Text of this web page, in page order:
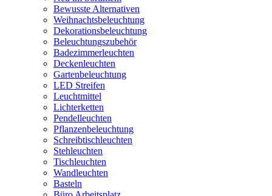
Bewusste Alternativen
Weihnachtsbeleuchtung
Dekorationsbeleuchtung
Beleuchtungszubehör
Badezimmerleuchten
Deckenleuchten
Gartenbeleuchtung
LED Streifen
Leuchtmittel
Lichterketten
Pendelleuchten
Pflanzenbeleuchtung
Schreibtischleuchten
Stehleuchten
Tischleuchten
Wandleuchten
Basteln